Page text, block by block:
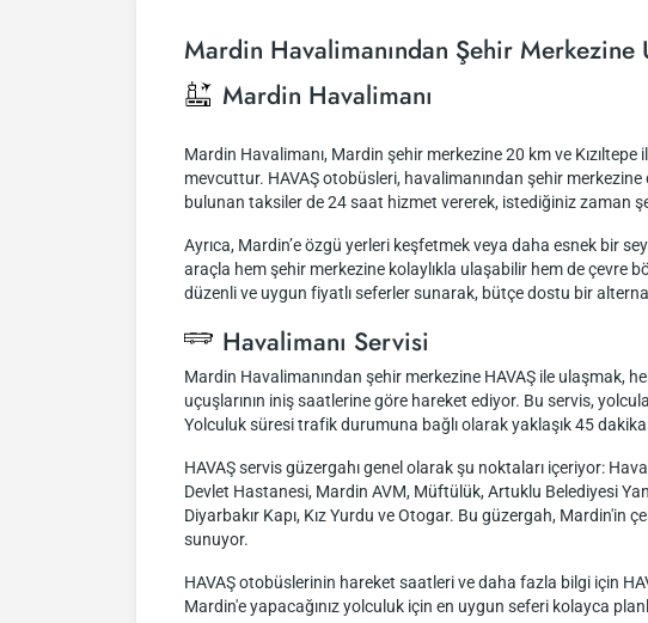
Mardin Havalimanından Şehir Merkezine
Mardin Havalimanı
Mardin Havalimanı, Mardin şehir merkezine 20 km ve
mevcuttur. HAVAŞ otobüsleri, havalimanından şehir
bulunan taksiler de 24 saat hizmet vererek, istediğiniz zaman
Ayrıca, Mardin’e özgü yerleri keşfetmek veya daha esnek bir
araçla hem şehir merkezine kolaylıkla ulaşabilir hem de çevre
düzenli ve uygun fiyatlı seferler sunarak, bütçe dostu bir
Havalimanı Servisi
Mardin Havalimanından şehir merkezine HAVAŞ ile ulaşmak,
uçuşlarının iniş saatlerine göre hareket ediyor. Bu servis,
Yolculuk süresi trafik durumuna bağlı olarak yaklaşık 45
HAVAŞ servis güzergahı genel olarak şu noktaları içeriyor:
Devlet Hastanesi, Mardin AVM, Müftülük, Artuklu Belediyesi
Diyarbakır Kapı, Kız Yurdu ve Otogar. Bu güzergah,
sunuyor.
HAVAŞ otobüslerinin hareket saatleri ve daha fazla bilgi için
Mardin'e yapacağınız yolculuk için en uygun seferi kolayca